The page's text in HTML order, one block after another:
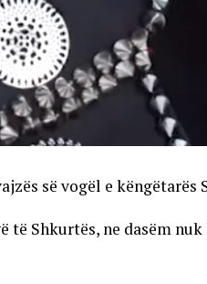
së vogël e këngëtarës
të Shkurtës, ne dasëm